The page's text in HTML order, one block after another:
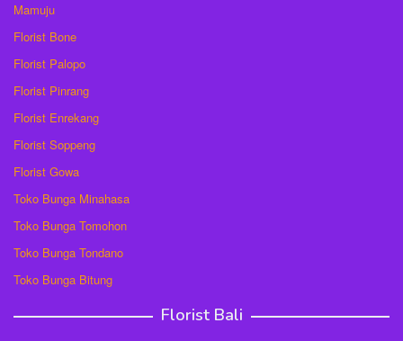
Mamuju
Florist Bone
Florist Palopo
Florist Pinrang
Florist Enrekang
Florist Soppeng
Florist Gowa
Toko Bunga Minahasa
Toko Bunga Tomohon
Toko Bunga Tondano
Toko Bunga Bitung
Florist Bali